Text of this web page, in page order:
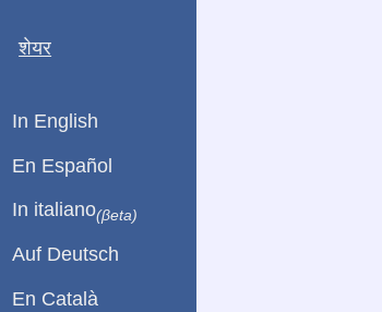
शेयर
In English
En Español
In italiano(βeta)
Auf Deutsch
En Català